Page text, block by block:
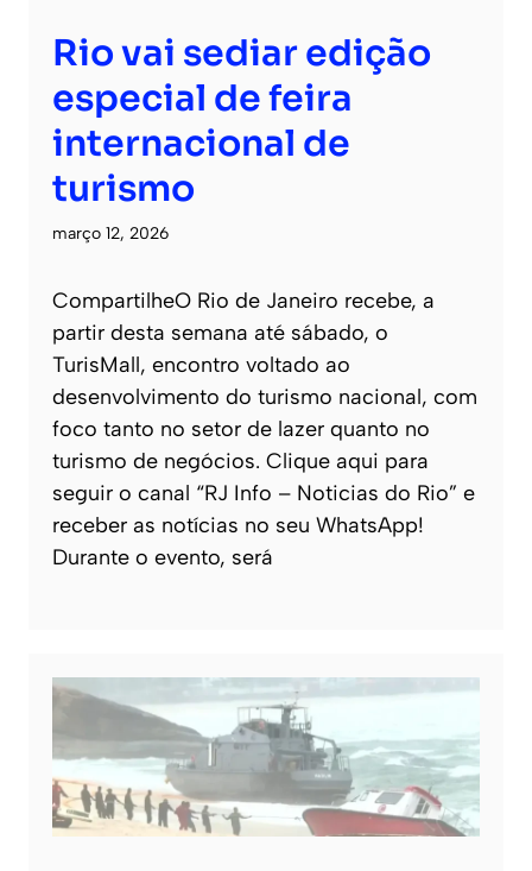
Rio vai sediar edição
especial de feira
internacional de
turismo
março 12, 2026
CompartilheO Rio de Janeiro recebe, a
partir desta semana até sábado, o
TurisMall, encontro voltado ao
desenvolvimento do turismo nacional, com
foco tanto no setor de lazer quanto no
turismo de negócios. Clique aqui para
seguir o canal “RJ Info – Noticias do Rio” e
receber as notícias no seu WhatsApp!
Durante o evento, será